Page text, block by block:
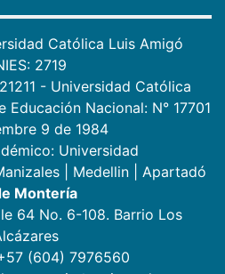
Católica Luis Amigó
2719
- Universidad Católica
Educación Nacional: N° 17701
9 de 1984
Universidad
Medellin
Apartadó
Montería
64 No. 6-108. Barrio Los
(604) 7976560